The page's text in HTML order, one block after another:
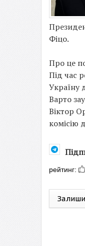
Фіцо.
Про це
Під час
Україну
Варто
Віктор
комісію
рейтинг: